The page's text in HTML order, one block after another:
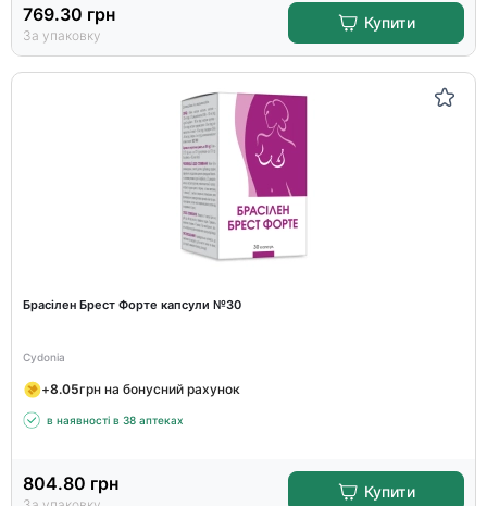
769.30 грн
За упаковку
Купити
Брасілен Брест Форте капсули №30
Cydonia
+8.05грн на бонусний рахунок
в наявності в 38 аптеках
804.80 грн Купити